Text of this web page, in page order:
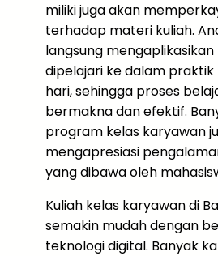
miliki juga akan
terhadap materi kuliah.
langsung
dipelajari ke dalam praktik
hari, sehingga proses
bermakna dan efektif.
program kelas karyawan
mengapresiasi
yang dibawa oleh
Kuliah kelas karyawan di
semakin mudah dengan
teknologi digital. Banyak